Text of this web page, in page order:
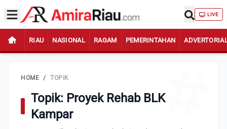
LIVE
RIAU NASIONAL RAGAM PEMERINTAHAN
HOME / TOPIK
Topik: Proyek Rehab BLK
Kampar